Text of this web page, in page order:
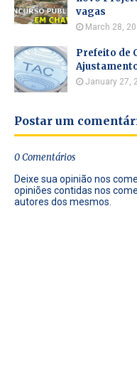
vagas
March 28,
Prefeito de
January 27,
Postar um
0 Comentários
Deixe sua opinião nos
opiniões contidas nos
autores dos mesmos.